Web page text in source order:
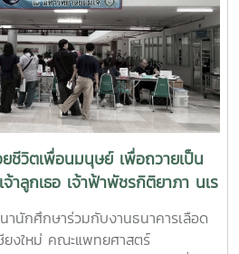
การคัดกรองและประเมินสุขภาพจิต
ฐาน เช่น DASS-21, PHQ-9 และ
เบื้องต้น: อาทิ การฟังอย่างตั้งรับ
าใจใส่ใจ (Empathy) และการ
First Aid: PFA)
ะบบการดูแลและการส่งต่อกรณี
เชี่ยวชาญทางการแพทย์ ตลอดจน
เนื่องสำหรับวันที่สองของการอบรม
ณ์วิกฤตในมหาวิทยาลัย เช่น ภาวะ
ทำร้ายตนเอง ความรุนแรง และการก
รวมถึงการออกแบบ
ชีวิตเพื่อนมนุษย์ เพื่อถวายเป็น
าลูกเธอ เจ้าฟ้าพัชรกิติยาภา นเร
ราช สาริณีสิริพัชร มหาวัชรราช
ศึกษาร่วมกับงานธนาคารเลือด
ยงใหม่ คณะแพทยศาสตร์